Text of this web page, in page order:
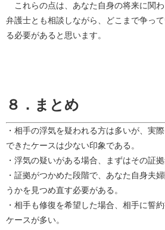
これらの点は、あなた自身の将来に関わ
弁護士とも相談しながら、どこまで争っ
る必要があると思います。
８．まとめ
・相手の浮気を疑われる方は多いが、実
できたケースは少ない印象である。
・浮気の疑いがある場合、まずはその証
・証拠がつかめた段階で、あなた自身夫
うかを見つめ直す必要がある。
・相手も修復を希望した場合、相手に誓
ケースが多い。